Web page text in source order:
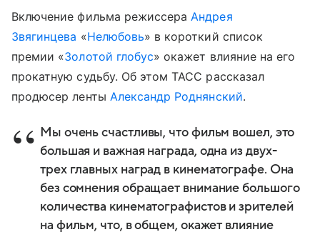
Включение фильма режиссера Андрея
Звягинцева «Нелюбовь» в короткий список
премии «Золотой глобус» окажет влияние на его
прокатную судьбу. Об этом ТАСС рассказал
продюсер ленты Александр Роднянский.
Мы очень счастливы, что фильм вошел, это
большая и важная награда, одна из двух-
трех главных наград в кинематографе. Она
без сомнения обращает внимание большого
количества кинематографистов и зрителей
на фильм, что, в общем, окажет влияние